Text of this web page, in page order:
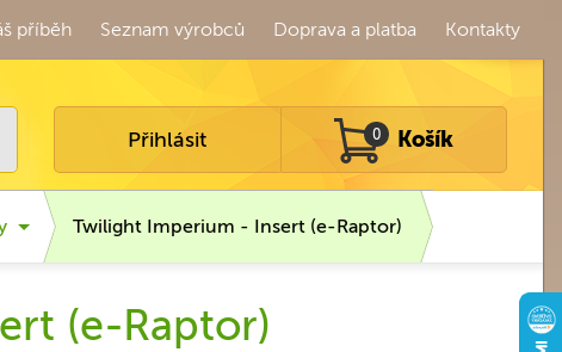
příběh Seznam výrobců Doprava a platba Kontakty
Přihlásit 0 Košík
Twilight Imperium - Insert (e-Raptor)
(e-Raptor)